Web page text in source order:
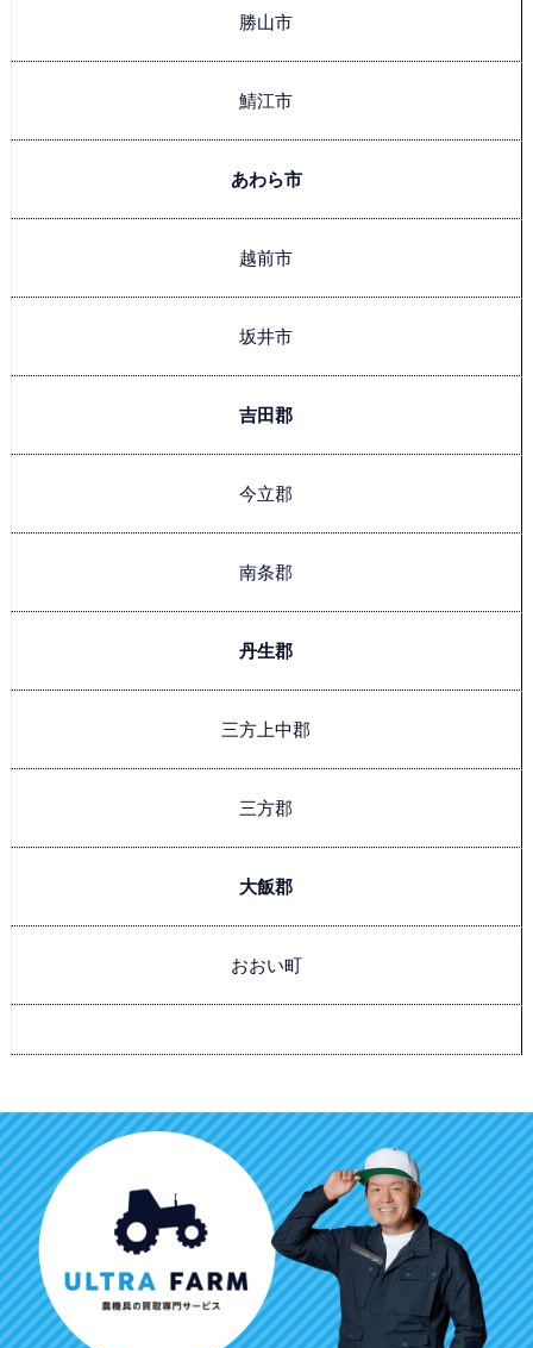
勝山市
鯖江市
あわら市
越前市
坂井市
吉田郡
今立郡
南条郡
丹生郡
三方上中郡
三方郡
大飯郡
おおい町